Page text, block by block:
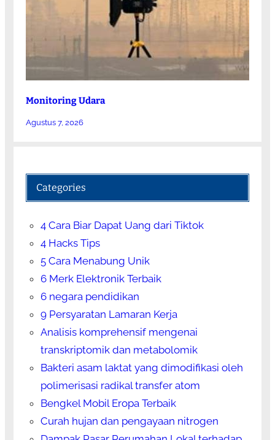
Monitoring Udara
Agustus 7, 2026
Categories
4 Cara Biar Dapat Uang dari Tiktok
4 Hacks Tips
5 Cara Menabung Unik
6 Merk Elektronik Terbaik
6 negara pendidikan
9 Persyaratan Lamaran Kerja
Analisis komprehensif mengenai
transkriptomik dan metabolomik
Bakteri asam laktat yang dimodifikasi oleh
polimerisasi radikal transfer atom
Bengkel Mobil Eropa Terbaik
Curah hujan dan pengayaan nitrogen